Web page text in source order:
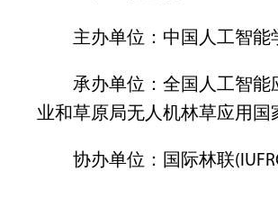
主办单位：中国人工智能
承办单位：全国人工智
业和草原局无人机林草应用
协办单位：国际林联